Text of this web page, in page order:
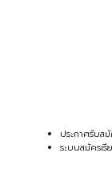
ประกาศรับส
ระบบสมัครเ